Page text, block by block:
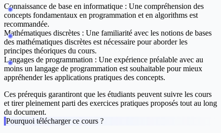
Connaissance de base en informatique : Une compréhension des
concepts fondamentaux en programmation et en algorithms est
recommandée.
Mathématiques discrètes : Une familiarité avec les notions de bases
des mathématiques discrètes est nécessaire pour aborder les
principes théoriques du cours.
Langages de programmation : Une expérience préalable avec au
moins un langage de programmation est souhaitable pour mieux
appréhender les applications pratiques des concepts.
Ces prérequis garantiront que les étudiants peuvent suivre les cours
et tirer pleinement parti des exercices pratiques proposés tout au long
du document.
Pourquoi télécharger ce cours ?